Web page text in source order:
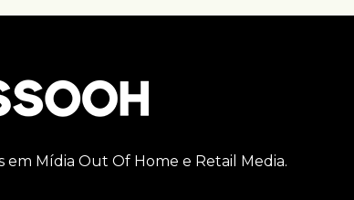
em Mídia Out Of Home e Retail Media.